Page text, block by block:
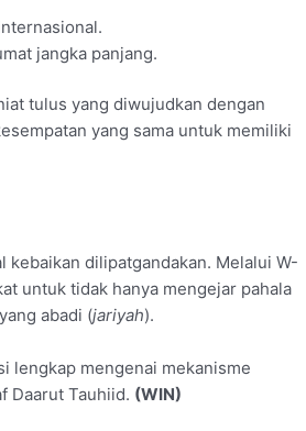
jangka panjang.
tulus yang diwujudkan dengan
yang sama untuk memiliki
kebaikan dilipatgandakan. Melalui W-
untuk tidak hanya mengejar pahala
abadi (jariyah).
lengkap mengenai mekanisme
Daarut Tauhiid. (WIN)